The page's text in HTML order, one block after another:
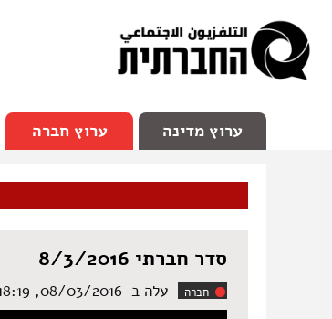
ערוץ מדינה ערוץ חברה
סדר חברתי 8/3/2016
חברה עלה ב-08/03/2016, 18:19